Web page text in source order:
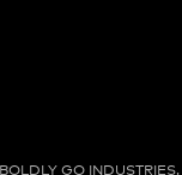
GO INDUSTRIES.